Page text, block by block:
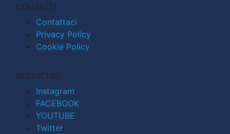
CONTATTI
Contattaci
Privacy Policy
Cookie Policy
SEGUICI SU
Instagram
FACEBOOK
YOUTUBE
Twitter